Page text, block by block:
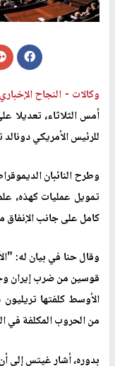
وكالات - النجاح
أمس الثلاثاء، تعديلا
للرئيس الأمريكي
وطرح النائبان
تمويل عمليات كهذه،
كامل على جانب الإنفاق
وقال حنا في بيان له:
قوسين من ضرب إيران
الأوسط كلفتها
من الحروب المكلفة في
بدوره، أشار غيتس إلى